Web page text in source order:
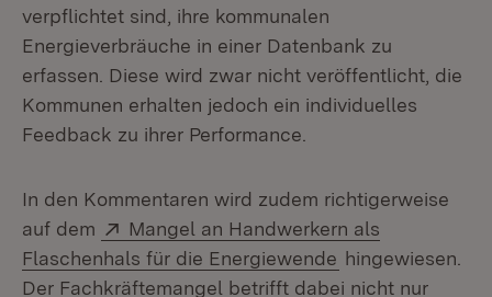
verpflichtet sind, ihre kommunalen
Energieverbräuche in einer Datenbank zu
erfassen. Diese wird zwar nicht veröffentlicht, die
Kommunen erhalten jedoch ein individuelles
Feedback zu ihrer Performance.
In den Kommentaren wird zudem richtigerweise
auf dem
Extern:
Mangel an Handwerkern als
Flaschenhals für die Energiewende (Öffnet in
hingewiesen.
Der Fachkräftemangel betrifft dabei nicht nur